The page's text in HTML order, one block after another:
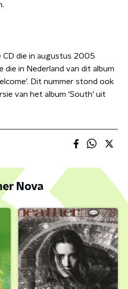
CD die in augustus 2005
in Nederland van dit album
Dit nummer stond ook
van het album 'South' uit
Nova